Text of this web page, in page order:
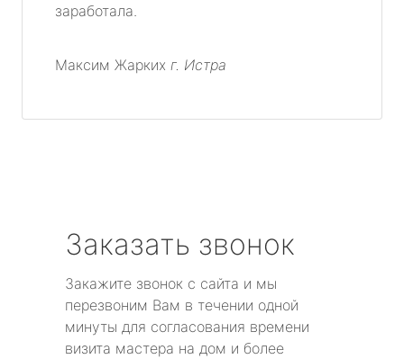
заработала.
Максим Жарких г. Истра
Заказать звонок
Закажите звонок с сайта и мы
перезвоним Вам в течении одной
минуты для согласования времени
визита мастера на дом и более